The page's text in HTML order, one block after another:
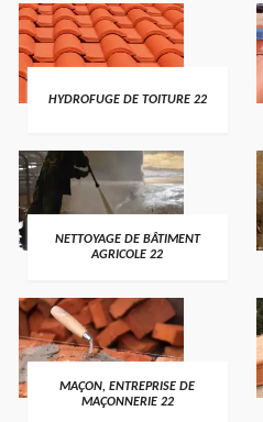
HYDROFUGE DE TOITURE 22
NETTOYAGE DE BÂTIMENT
AGRICOLE 22
MAÇON, ENTREPRISE DE
MAÇONNERIE 22